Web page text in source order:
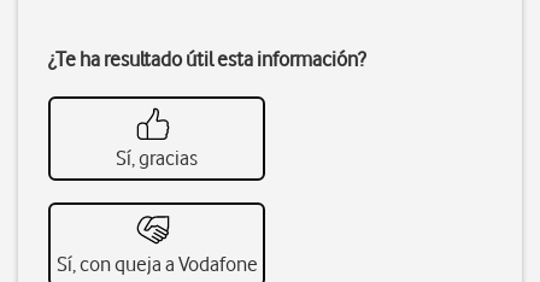
¿Te ha resultado útil esta información?
Sí, gracias
Sí, con queja a Vodafone